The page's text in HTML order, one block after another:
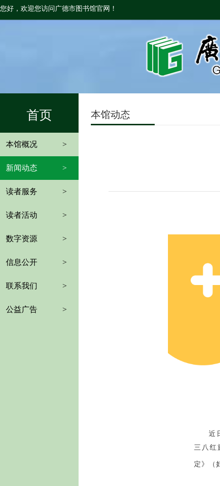
您好，欢迎您访问广德市图书馆官网！
首页
本馆概况 >
新闻动态 >
读者服务 >
读者活动 >
数字资源 >
信息公开 >
联系我们 >
公益广告 >
本馆动态
近
三八红
定》（